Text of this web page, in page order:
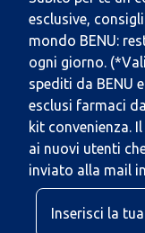
esclusive,
mondo BENU:
ogni giorno.
spediti da BENU
esclusi farmaci
kit convenienza.
ai nuovi utenti
inviato alla mail